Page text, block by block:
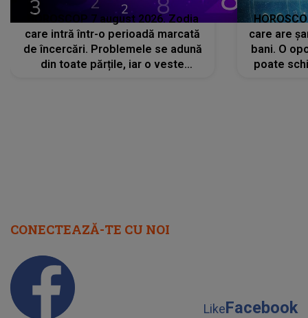
HOROSCOP 7 august 2026. Zodia
care intră într-o perioadă marcată
de încercări. Problemele se adună
din toate părțile, iar o veste
care are
bani. O
poate
CONECTEAZĂ-TE CU NOI
LikeFacebook